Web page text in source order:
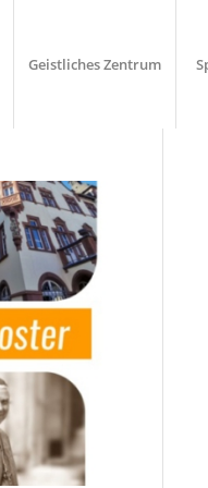
Geistliches Zentrum